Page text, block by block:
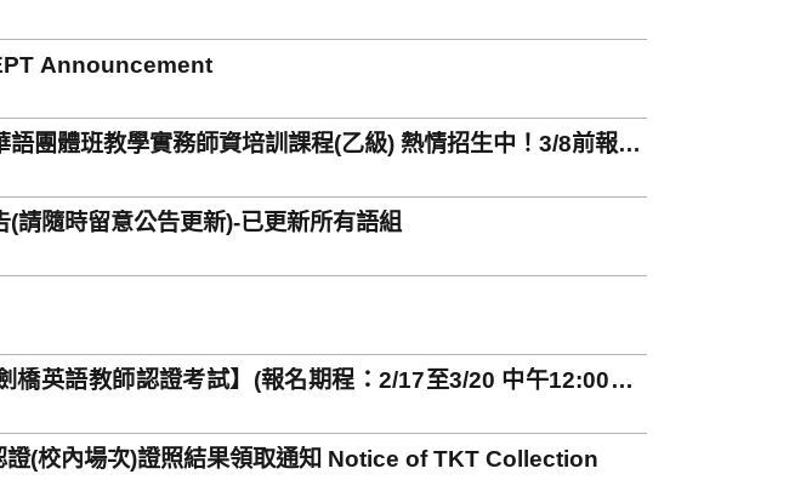
Announcement
語團體班教學實務師資培訓課程(乙級) 熱情招生中！3/8前報名
請隨時留意公告更新)-已更新所有語組
橋英語教師認證考試】(報名期程：2/17至3/20 中午12:00止)
證(校內場次)證照結果領取通知 Notice of TKT Collection